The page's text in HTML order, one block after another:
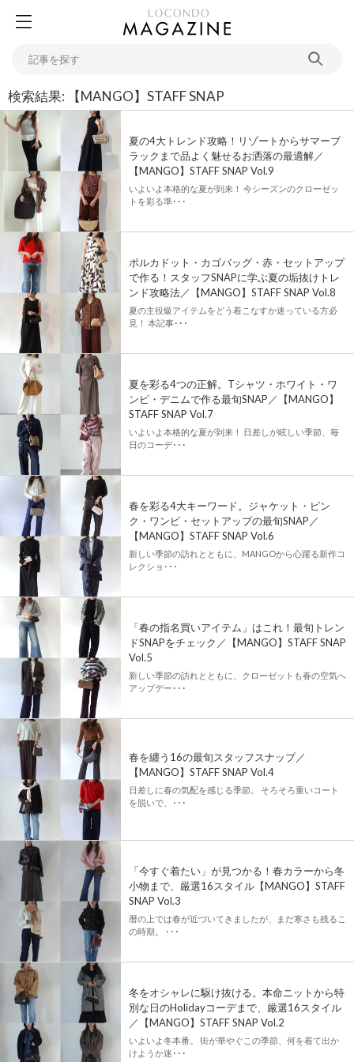
検索結果: 【MANGO】STAFF SNAP
夏の4大トレンド攻略！リゾートからサマーブ
ラックまで品よく魅せるお洒落の最適解／
【MANGO】STAFF SNAP Vol.9
いよいよ本格的な夏が到来！ 今シーズンのクローゼッ
トを彩る準･･･
ポルカドット・カゴバッグ・赤・セットアップ
で作る！スタッフSNAPに学ぶ夏の垢抜けトレ
ンド攻略法／【MANGO】STAFF SNAP Vol.8
夏の主役級アイテムをどう着こなすか迷っている方必
見！ 本記事･･･
夏を彩る4つの正解。Tシャツ・ホワイト・ワ
ンピ・デニムで作る最旬SNAP／【MANGO】
STAFF SNAP Vol.7
いよいよ本格的な夏が到来！ 日差しが眩しい季節、毎
日のコーデ･･･
春を彩る4大キーワード。ジャケット・ピン
ク・ワンピ・セットアップの最旬SNAP／
【MANGO】STAFF SNAP Vol.6
新しい季節の訪れとともに、MANGOから心躍る新作コ
レクショ･･･
「春の指名買いアイテム」はこれ！最旬トレン
ドSNAPをチェック／【MANGO】STAFF SNAP
Vol.5
新しい季節の訪れとともに、クローゼットも春の空気へ
アップデー･･･
春を纏う16の最旬スタッフスナップ／
【MANGO】STAFF SNAP Vol.4
日差しに春の気配を感じる季節。 そろそろ重いコート
を脱いで、･･･
「今すぐ着たい」が見つかる！春カラーから冬
小物まで、厳選16スタイル【MANGO】STAFF
SNAP Vol.3
暦の上では春が近づいてきましたが、まだ寒さも残るこ
の時期。 ･･･
冬をオシャレに駆け抜ける。本命ニットから特
別な日のHolidayコーデまで、厳選16スタイル
／【MANGO】STAFF SNAP Vol.2
いよいよ冬本番。 街が華やぐこの季節、何を着て出か
けようか迷･･･